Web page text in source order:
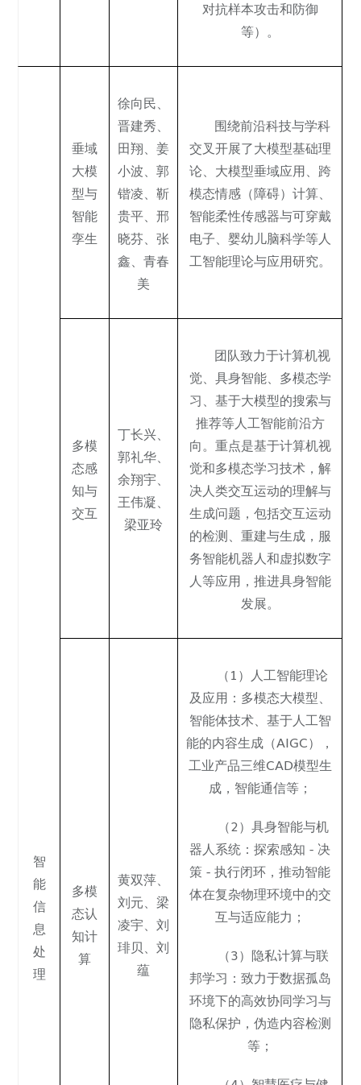
对抗样本攻击和防御
等）。
智
能
信
息
处
理
垂域
大模
型与
智能
孪生
徐向民、
晋建秀、
田翔、姜
小波、郭
锴凌、靳
贵平、邢
晓芬、张
鑫、青春
美
围绕前沿科技与学科
交叉开展了大模型基础理
论、大模型垂域应用、跨
模态情感（障碍）计算、
智能柔性传感器与可穿戴
电子、婴幼儿脑科学等人
工智能理论与应用研究。
多模
态感
知与
交互
丁长兴、
郭礼华、
余翔宇、
王伟凝、
梁亚玲
团队致力于计算机视
觉、具身智能、多模态学
习、基于大模型的搜索与
推荐等人工智能前沿方
向。重点是基于计算机视
觉和多模态学习技术，解
决人类交互运动的理解与
生成问题，包括交互运动
的检测、重建与生成，服
务智能机器人和虚拟数字
人等应用，推进具身智能
发展。
多模
态认
知计
算
黄双萍、
刘元、梁
凌宇、刘
琲贝、刘
蕴
（1）人工智能理论
及应用：多模态大模型、
智能体技术、基于人工智
能的内容生成（AIGC），
工业产品三维CAD模型生
成，智能通信等；
（2）具身智能与机
器人系统：探索感知 - 决
策 - 执行闭环，推动智能
体在复杂物理环境中的交
互与适应能力；
（3）隐私计算与联
邦学习：致力于数据孤岛
环境下的高效协同学习与
隐私保护，伪造内容检测
等；